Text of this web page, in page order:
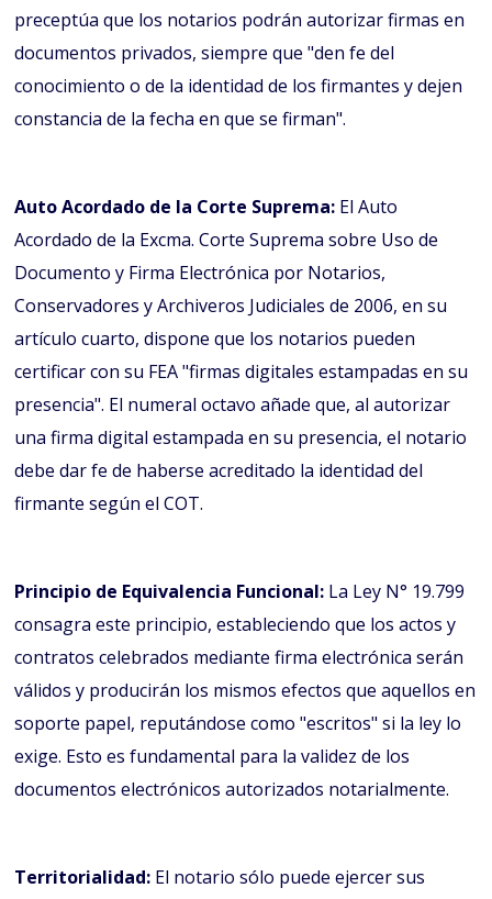
preceptúa que los notarios podrán autorizar firmas en
documentos privados, siempre que "den fe del
conocimiento o de la identidad de los firmantes y dejen
constancia de la fecha en que se firman".
Auto Acordado de la Corte Suprema: El Auto
Acordado de la Excma. Corte Suprema sobre Uso de
Documento y Firma Electrónica por Notarios,
Conservadores y Archiveros Judiciales de 2006, en su
artículo cuarto, dispone que los notarios pueden
certificar con su FEA "firmas digitales estampadas en su
presencia". El numeral octavo añade que, al autorizar
una firma digital estampada en su presencia, el notario
debe dar fe de haberse acreditado la identidad del
firmante según el COT.
Principio de Equivalencia Funcional: La Ley N° 19.799
consagra este principio, estableciendo que los actos y
contratos celebrados mediante firma electrónica serán
válidos y producirán los mismos efectos que aquellos en
soporte papel, reputándose como "escritos" si la ley lo
exige. Esto es fundamental para la validez de los
documentos electrónicos autorizados notarialmente.
Territorialidad: El notario sólo puede ejercer sus